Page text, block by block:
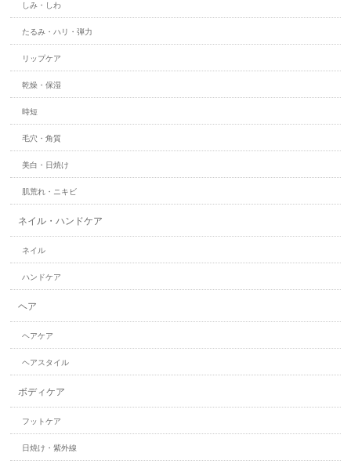
しみ・しわ
たるみ・ハリ・弾力
リップケア
乾燥・保湿
時短
毛穴・角質
美白・日焼け
肌荒れ・ニキビ
ネイル・ハンドケア
ネイル
ハンドケア
ヘア
ヘアケア
ヘアスタイル
ボディケア
フットケア
日焼け・紫外線